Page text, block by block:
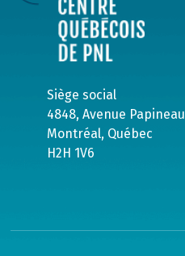
Siège social
4848, Avenue Papineau
Montréal, Québec
H2H 1V6